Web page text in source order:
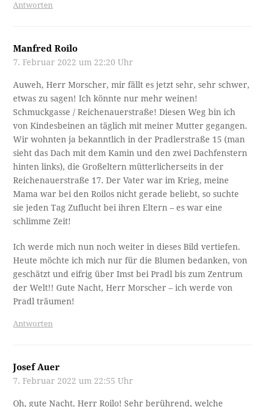
Antworten
Manfred Roilo
7. Februar 2022 um 22:20 Uhr
Auweh, Herr Morscher, mir fällt es jetzt sehr, sehr schwer,
etwas zu sagen! Ich könnte nur mehr weinen!
Schmuckgasse / Reichenauerstraße! Diesen Weg bin ich
von Kindesbeinen an täglich mit meiner Mutter gegangen.
Wir wohnten ja bekanntlich in der Pradlerstraße 15 (man
sieht das Dach mit dem Kamin und den zwei Dachfenstern
hinten links), die Großeltern mütterlicherseits in der
Reichenauerstraße 17. Der Vater war im Krieg, meine
Mama war bei den Roilos nicht gerade beliebt, so suchte
sie jeden Tag Zuflucht bei ihren Eltern – es war eine
schlimme Zeit!
Ich werde mich nun noch weiter in dieses Bild vertiefen.
Heute möchte ich mich nur für die Blumen bedanken, von
geschätzt und eifrig über Imst bei Pradl bis zum Zentrum
der Welt!! Gute Nacht, Herr Morscher – ich werde von
Pradl träumen!
Antworten
Josef Auer
7. Februar 2022 um 22:55 Uhr
Oh, gute Nacht, Herr Roilo! Sehr berührend, welche